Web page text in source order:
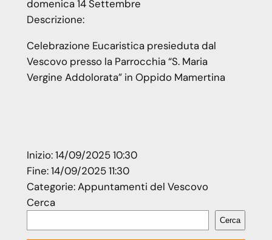
domenica14Settembre
Descrizione:
Celebrazione Eucaristica presieduta dal
Vescovo presso la Parrocchia “S. Maria
Vergine Addolorata” in Oppido Mamertina
Inizio:14/09/2025 10:30
Fine:14/09/2025 11:30
Categorie:Appuntamenti del Vescovo
Cerca
Cerca